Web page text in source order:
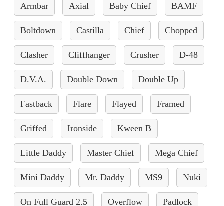
Armbar Axial Baby Chief BAMF
Boltdown Castilla Chief Chopped
Clasher Cliffhanger Crusher D-48
D.V.A. Double Down Double Up
Fastback Flare Flayed Framed
Griffed Ironside Kween B
Little Daddy Master Chief Mega Chief
Mini Daddy Mr. Daddy MS9 Nuki
On Full Guard 2.5 Overflow Padlock